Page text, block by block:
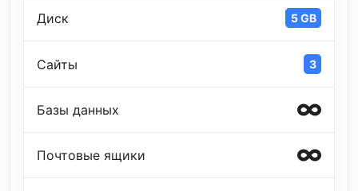
Диск 5 GB
Сайты 3
Базы данных
Почтовые ящики